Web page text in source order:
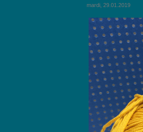
mardi, 29.01.2019